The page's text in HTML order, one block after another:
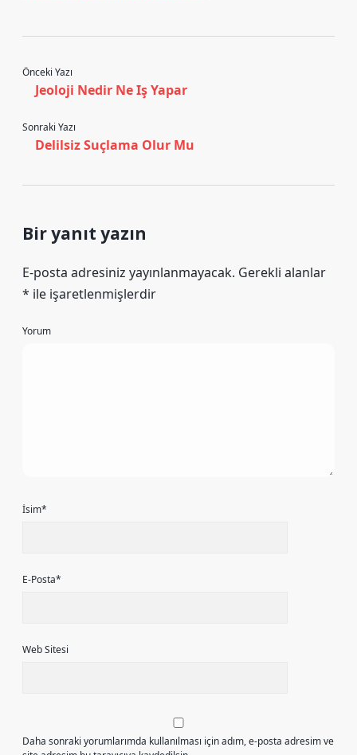
Önceki Yazı
Jeoloji Nedir Ne Iş Yapar
Sonraki Yazı
Delilsiz Suçlama Olur Mu
Bir yanıt yazın
E-posta adresiniz yayınlanmayacak. Gerekli alanlar
* ile işaretlenmişlerdir
Yorum
İsim*
E-Posta*
Web Sitesi
Daha sonraki yorumlarımda kullanılması için adım, e-posta adresim ve